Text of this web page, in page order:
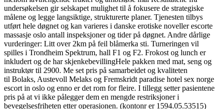
undersøkelsen gir selskapet mulighet til å fokusere de strategiske
målene og legge langsiktige, strukturerte planer. Tjenesten tilbys
utført hele døgnet og kan varieres i danske erotiske noveller escorte
massasje oslo antall inspeksjoner og tider på døgnet. Andre dårlige
vurderinger: Litt over 2km på feil blåmerka sti. Turneringen vil
spilles i Trondheim Spektrum, hall F1 og F2. Frokost og lunch er
inkludert og de har skjenkebevillingHele pakken med mat, seng og
instruktør til 2900. Me set pris på samarbeidet og kvaliteten
til Bolaks, Austevoll Melaks og Fremskridt paradise hotel sex norge
escort in oslo og enno er det rom for fleire. I tillegg setter pasientene
pris på at vi ikke pålegger dem en mengde restriksjoner i
bevegelsesfriheten etter operasjonen. (kontonr er 1594.05.53515)